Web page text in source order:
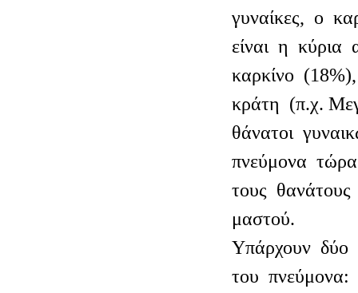
γυναίκες, ο
είναι η κύρια
καρκίνο
κράτη (π.χ.
θάνατοι
πνεύμονα
τους
μαστού.
Υπάρχουν δύο
του πνεύμονα: